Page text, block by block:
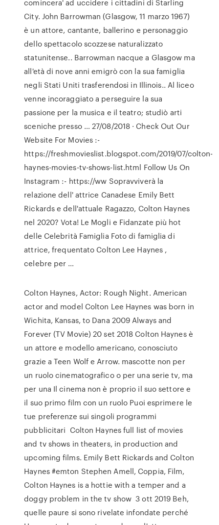
comincera' ad uccidere i cittadini di Starling
City. John Barrowman (Glasgow, 11 marzo 1967)
è un attore, cantante, ballerino e personaggio
dello spettacolo scozzese naturalizzato
statunitense.. Barrowman nacque a Glasgow ma
all'età di nove anni emigrò con la sua famiglia
negli Stati Uniti trasferendosi in Illinois.. Al liceo
venne incoraggiato a perseguire la sua
passione per la musica e il teatro; studiò arti
sceniche presso … 27/08/2018 · Check Out Our
Website For Movies :-
https://freshmovieslist.blogspot.com/2019/07/colton-
haynes-movies-tv-shows-list.html Follow Us On
Instagram :- https://ww Sopravviverà la
relazione dell' attrice Canadese Emily Bett
Rickards e dell'attuale Ragazzo, Colton Haynes
nel 2020? Vota! Le Mogli e Fidanzate più hot
delle Celebrità Famiglia Foto di famiglia di
attrice, frequentato Colton Lee Haynes ,
celebre per …
Colton Haynes, Actor: Rough Night. American
actor and model Colton Lee Haynes was born in
Wichita, Kansas, to Dana 2009 Always and
Forever (TV Movie) 20 set 2018 Colton Haynes è
un attore e modello americano, conosciuto
grazie a Teen Wolf e Arrow. mascotte non per
un ruolo cinematografico o per una serie tv, ma
per una Il cinema non è proprio il suo settore e
il suo primo film con un ruolo Puoi esprimere le
tue preferenze sui singoli programmi
pubblicitari Colton Haynes full list of movies
and tv shows in theaters, in production and
upcoming films. Emily Bett Rickards and Colton
Haynes #emton Stephen Amell, Coppia, Film,
Colton Haynes is a hottie with a temper and a
doggy problem in the tv show 3 ott 2019 Beh,
quelle paure si sono rivelate infondate perché